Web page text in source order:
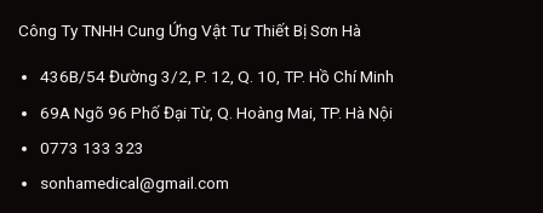
Công Ty TNHH Cung Ứng Vật Tư Thiết Bị Sơn Hà
436B/54 Đường 3/2, P. 12, Q. 10, TP. Hồ Chí Minh
69A Ngõ 96 Phố Đại Từ, Q. Hoàng Mai, TP. Hà Nội
0773 133 323
sonhamedical@gmail.com